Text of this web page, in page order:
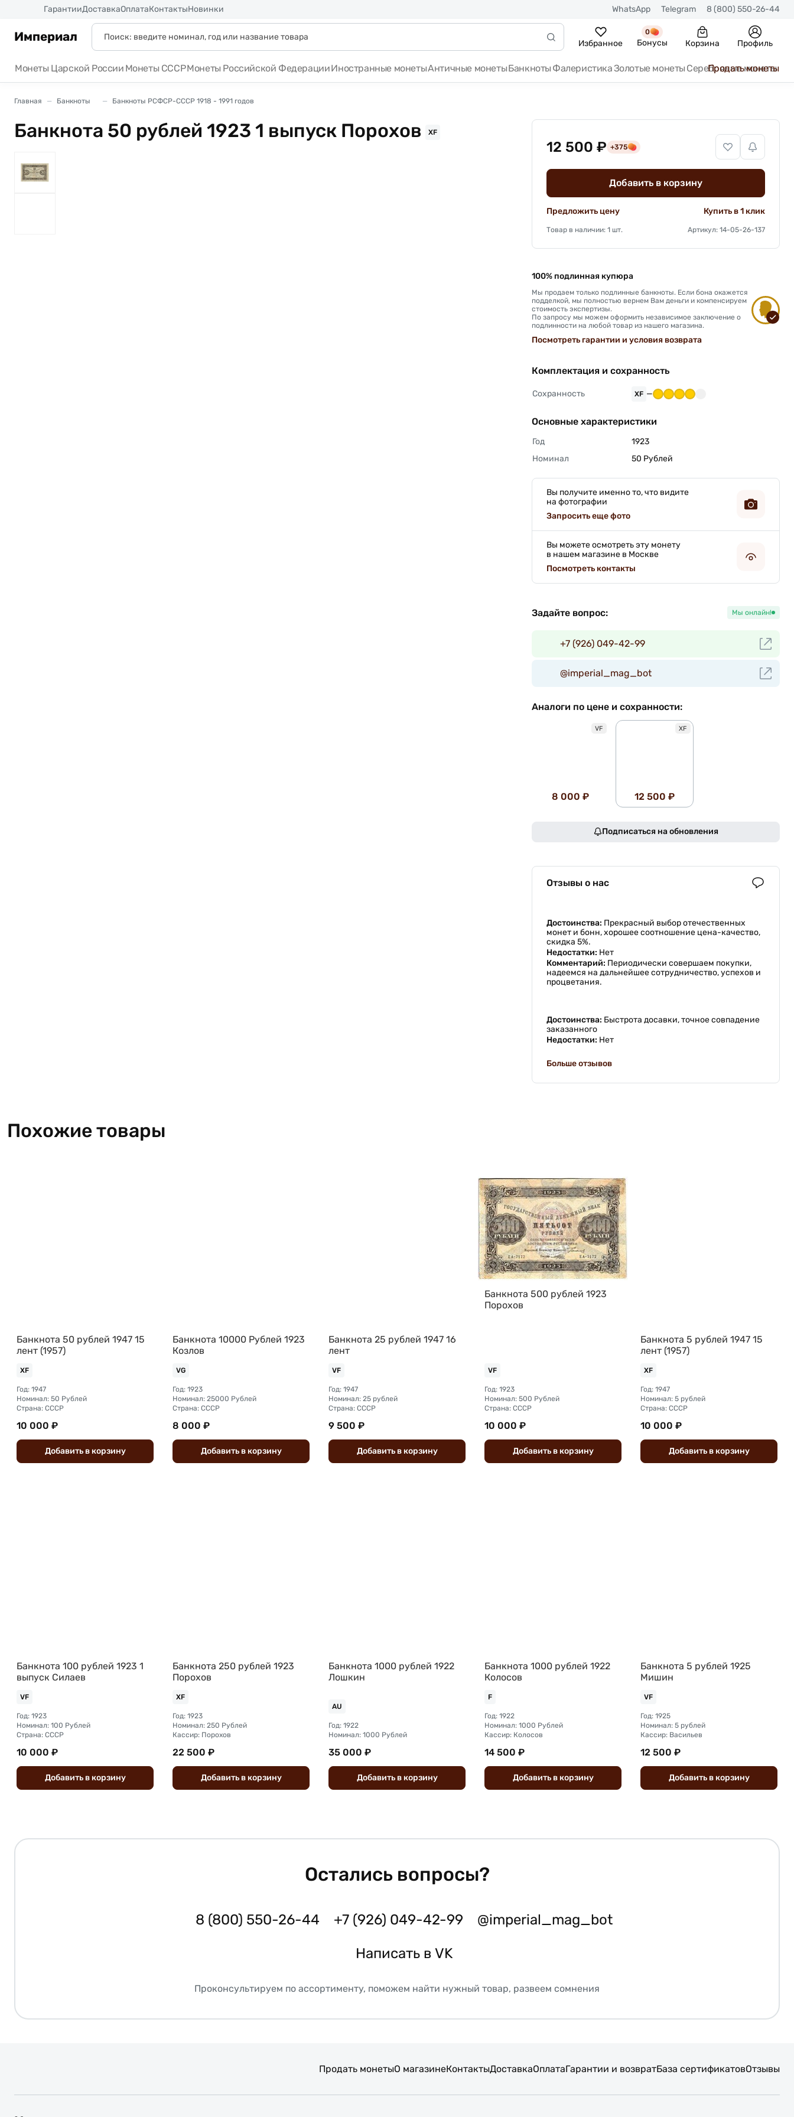
ГарантииДоставкаОплатаКонтактыНовинки WhatsApp Telegram 8 (800) 550-26-44
Империал Избранное
0
Бонусы Корзина Профиль
Монеты Царской России Монеты СССРМонеты Российской ФедерацииИностранные монетыАнтичные монетыБанкноты ФалеристикаЗолотые монеты Серебряные монеты
Продать монеты
Главная Банкноты Банкноты РСФСР-СССР 1918 - 1991 годов
Банкнота 50 рублей 1923 1 выпуск Порохов XF
12 500 ₽ +375
Добавить в корзину
Предложить цену Купить в 1 клик
Товар в наличии: 1 шт. Артикул: 14-05-26-137
100% подлинная купюра
Мы продаем только подлинные банкноты. Если бона окажется
подделкой, мы полностью вернем Вам деньги и компенсируем
стоимость экспертизы.
По запросу мы можем оформить независимое заключение о
подлинности на любой товар из нашего магазина.
Посмотреть гарантии и условия возврата
Комплектация и сохранность
Сохранность XF —
Основные характеристики
Год
1923
Номинал
50 Рублей
Вы получите именно то, что видите
на фотографии
Запросить еще фото
Вы можете осмотреть эту монету
в нашем магазине в Москве
Посмотреть контакты
Задайте вопрос: Мы онлайн!
+7 (926) 049-42-99
@imperial_mag_bot
Аналоги по цене и сохранности:
VF
8 000 ₽
XF
12 500 ₽
Подписаться на обновления
Отзывы о нас
Достоинства: Прекрасный выбор отечественных
монет и бонн, хорошее соотношение цена-качество,
скидка 5%.
Недостатки: Нет
Комментарий: Периодически совершаем покупки,
надеемся на дальнейшее сотрудничество, успехов и
процветания.
Достоинства: Быстрота досавки, точное совпадение
заказанного
Недостатки: Нет
Больше отзывов
Похожие товары
Банкнота 50 рублей 1947 15
лент (1957)
XF
Год: 1947
Номинал: 50 Рублей
Страна: СССР
10 000 ₽
Добавить вкорзину
Банкнота 10000 Рублей 1923
Козлов
VG
Год: 1923
Номинал: 25000 Рублей
Страна: СССР
8 000 ₽
Добавить вкорзину
Банкнота 25 рублей 1947 16
лент
VF
Год: 1947
Номинал: 25 рублей
Страна: СССР
9 500 ₽
Добавить вкорзину
Банкнота 500 рублей 1923
Порохов
VF
Год: 1923
Номинал: 500 Рублей
Страна: СССР
10 000 ₽
Добавить вкорзину
Банкнота 5 рублей 1947 15
лент (1957)
XF
Год: 1947
Номинал: 5 рублей
Страна: СССР
10 000 ₽
Добавить вкорзину
Банкнота 100 рублей 1923 1
выпуск Силаев
VF
Год: 1923
Номинал: 100 Рублей
Страна: СССР
10 000 ₽
Добавить вкорзину
Банкнота 250 рублей 1923
Порохов
XF
Год: 1923
Номинал: 250 Рублей
Кассир: Порохов
22 500 ₽
Добавить вкорзину
Банкнота 1000 рублей 1922
Лошкин
AU
Год: 1922
Номинал: 1000 Рублей
35 000 ₽
Добавить вкорзину
Банкнота 1000 рублей 1922
Колосов
F
Год: 1922
Номинал: 1000 Рублей
Кассир: Колосов
14 500 ₽
Добавить вкорзину
Банкнота 5 рублей 1925
Мишин
VF
Год: 1925
Номинал: 5 рублей
Кассир: Васильев
12 500 ₽
Добавить вкорзину
Остались вопросы?
8 (800) 550-26-44 +7 (926) 049-42-99 @imperial_mag_bot
Написать в VK
Проконсультируем по ассортименту, поможем найти нужный товар, развеем сомнения
Продать монетыО магазинеКонтактыДоставкаОплатаГарантии и возвратБаза сертификатовОтзывы